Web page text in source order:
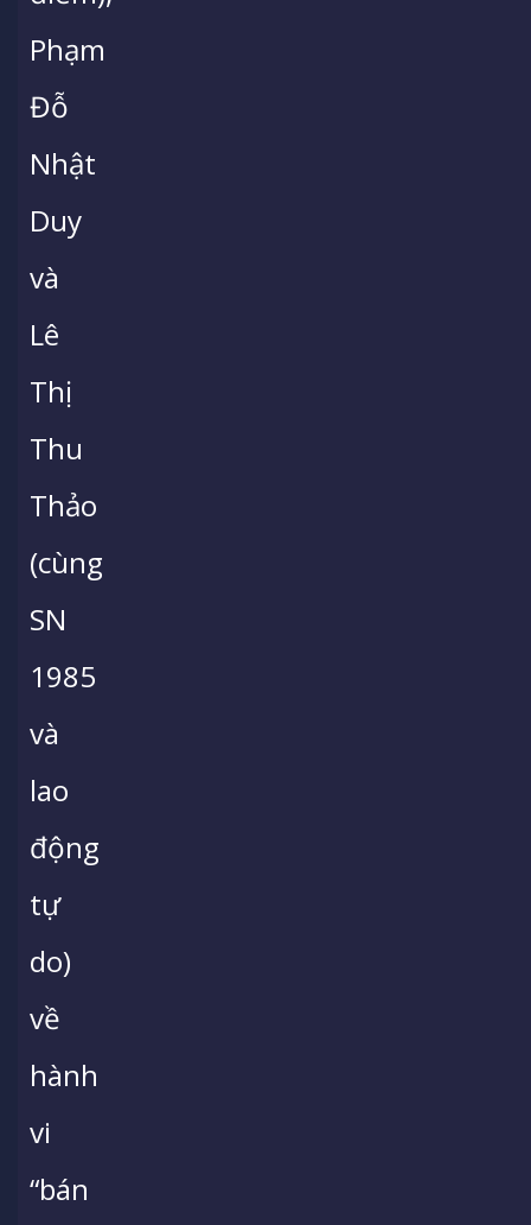
Phạm
Đỗ
Nhật
Duy
và
Lê
Thị
Thu
Thảo
(cùng
SN
1985
và
lao
động
tự
do)
về
hành
vi
“bán